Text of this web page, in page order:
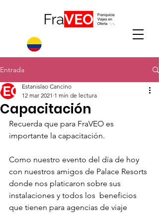
Entrada
Capacitación
Estanislao Cancino
12 mar 2021 1 min de lectura
Recuerda que para FraVEO es
importante la capacitación.
Como nuestro evento del día de hoy
con nuestros amigos de Palace Resorts
donde nos platicaron sobre sus
instalaciones y todos los  beneficios
que tienen para agencias de viaje